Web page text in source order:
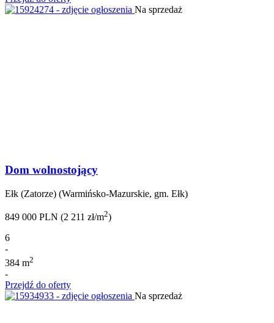
Na sprzedaż
Dom wolnostojący
Ełk (Zatorze) (Warmińsko-Mazurskie, gm. Ełk)
849 000 PLN (2 211 zł/m2)
6
-
384 m2
-
Przejdź do oferty
Na sprzedaż